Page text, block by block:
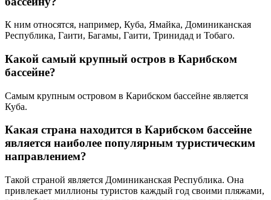
К ним относятся, например, Куба, Ямайка, Доминиканская
Республика, Гаити, Багамы, Гаити, Тринидад и Тобаго.
Какой самый крупный остров в Карибском
бассейне?
Самым крупным островом в Карибском бассейне является
Куба.
Какая страна находится в Карибском бассейне
является наиболее популярным туристическим
направлением?
Такой страной является Доминиканская Республика. Она
привлекает миллионы туристов каждый год своими пляжами,